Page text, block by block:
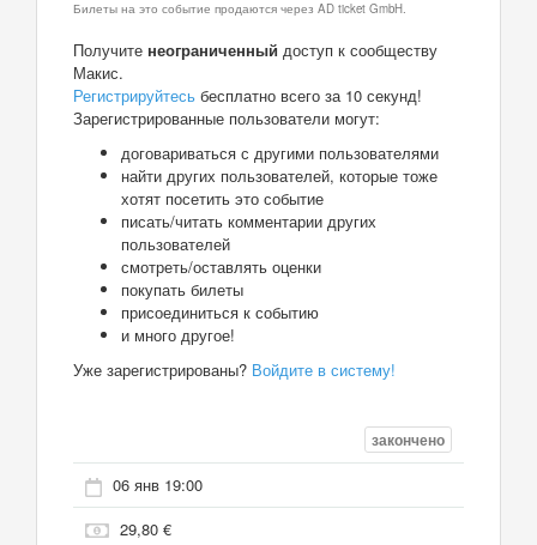
Билеты на это событие продаются через AD ticket GmbH.
Получите неограниченный доступ к сообществу
Макис.
Регистрируйтесь бесплатно всего за 10 секунд!
Зарегистрированные пользователи могут:
договариваться с другими пользователями
найти других пользователей, которые тоже
хотят посетить это событие
писать/читать комментарии других
пользователей
смотреть/оставлять оценки
покупать билеты
присоединиться к событию
и много другое!
Уже зарегистрированы? Войдите в систему!
закончено
06 янв 19:00
29,80 €